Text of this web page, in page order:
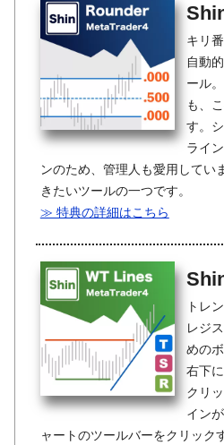
キリ
自動
ール
も、
す。
ライ
ンのため、管理人も愛用してい
きたいツールの一つです。
≫ 特典の詳細はこちら
トレ
レジ
めの
右下
クリ
イン
ャートのツールバーをクリック